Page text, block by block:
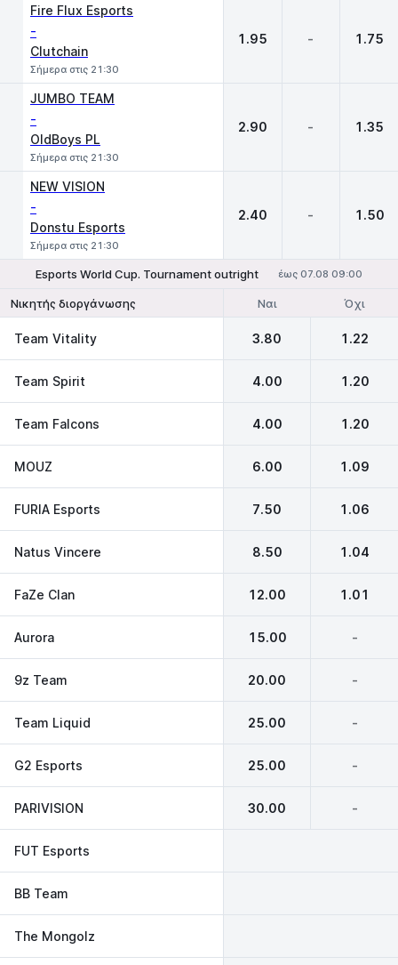
Fire Flux Esports
-
Clutchain
Σήμερα στις 21:30
1.95 - 1.75
JUMBO TEAM
-
OldBoys PL
Σήμερα στις 21:30
2.90 - 1.35
NEW VISION
-
Donstu Esports
Σήμερα στις 21:30
2.40 - 1.50
Esports World Cup. Tournament outright έως 07.08 09:00
Νικητής διοργάνωσης Ναι Όχι
Team Vitality 3.80 1.22
Team Spirit 4.00 1.20
Team Falcons 4.00 1.20
MOUZ 6.00 1.09
FURIA Esports 7.50 1.06
Natus Vincere 8.50 1.04
FaZe Clan 12.00 1.01
Aurora 15.00 -
9z Team 20.00 -
Team Liquid 25.00 -
G2 Esports 25.00 -
PARIVISION 30.00 -
FUT Esports
BB Team
The Mongolz